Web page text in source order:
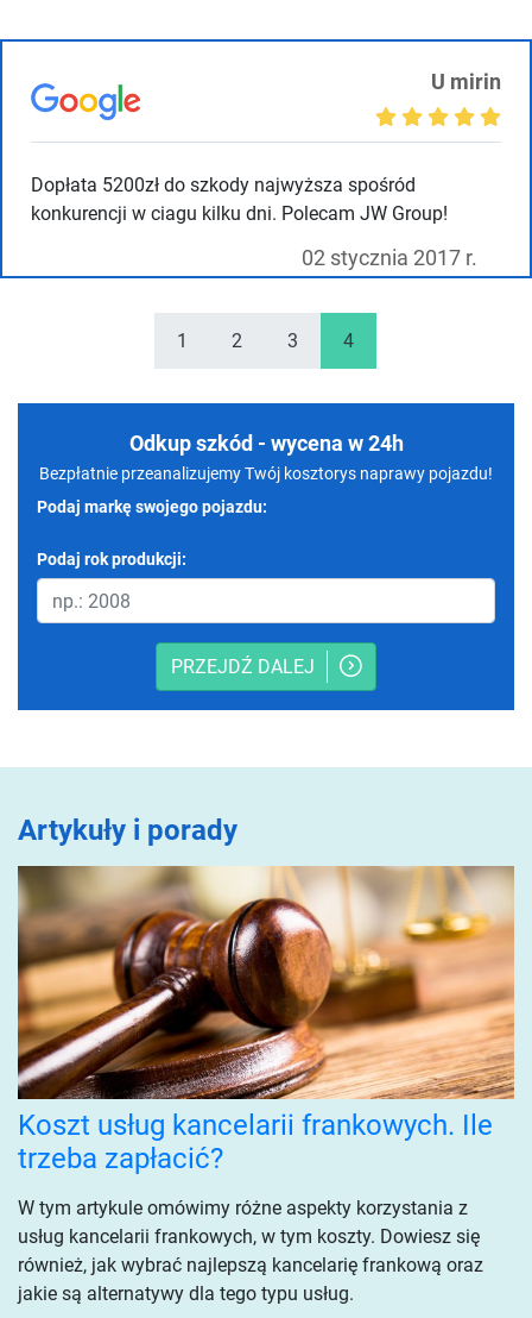
U mirin
Dopłata 5200zł do szkody najwyższa spośród
konkurencji w ciagu kilku dni. Polecam JW Group!
02 stycznia 2017 r.
1 2 3 4
Odkup szkód - wycena w 24h
Bezpłatnie przeanalizujemy Twój kosztorys naprawy pojazdu!
Podaj markę swojego pojazdu:
Podaj rok produkcji:
PRZEJDŹ DALEJ
Artykuły i porady
Koszt usług kancelarii frankowych. Ile
trzeba zapłacić?
W tym artykule omówimy różne aspekty korzystania z
usług kancelarii frankowych, w tym koszty. Dowiesz się
również, jak wybrać najlepszą kancelarię frankową oraz
jakie są alternatywy dla tego typu usług.